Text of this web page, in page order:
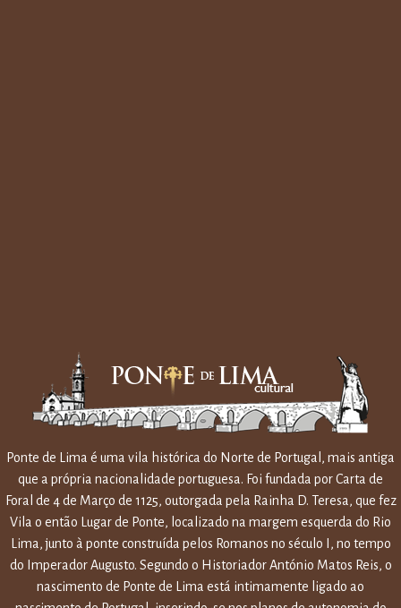
Ponte de Lima é uma vila histórica do Norte de Portugal, mais antiga
que a própria nacionalidade portuguesa. Foi fundada por Carta de
Foral de 4 de Março de 1125, outorgada pela Rainha D. Teresa, que fez
Vila o então Lugar de Ponte, localizado na margem esquerda do Rio
Lima, junto à ponte construída pelos Romanos no século I, no tempo
do Imperador Augusto. Segundo o Historiador António Matos Reis, o
nascimento de Ponte de Lima está intimamente ligado ao